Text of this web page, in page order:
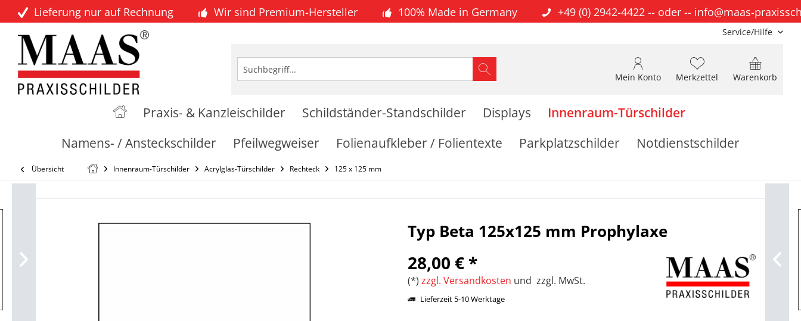
Lieferung nur auf Rechnung Wir sind Premium-Hersteller 100% Made in Germany +49 (0) 2942-4422 -- oder -- info@maas-
Service/Hilfe
Warenkorb
Merkzettel
Mein Konto
Praxis- & Kanzleischilder Schildständer-Standschilder Displays
Innenraum-Türschilder
Namens- / Ansteckschilder
Pfeilwegweiser Folienaufkleber / Folientexte Parkplatzschilder Notdienstschilder
Übersicht Innenraum-Türschilder Acrylglas-Türschilder Rechteck 125 x 125 mm
Typ Beta 125x125 mm Prophylaxe
28,00 € *
(*)zzgl. Versandkosten und zzgl. MwSt.
Lieferzeit 5-10 Werktage